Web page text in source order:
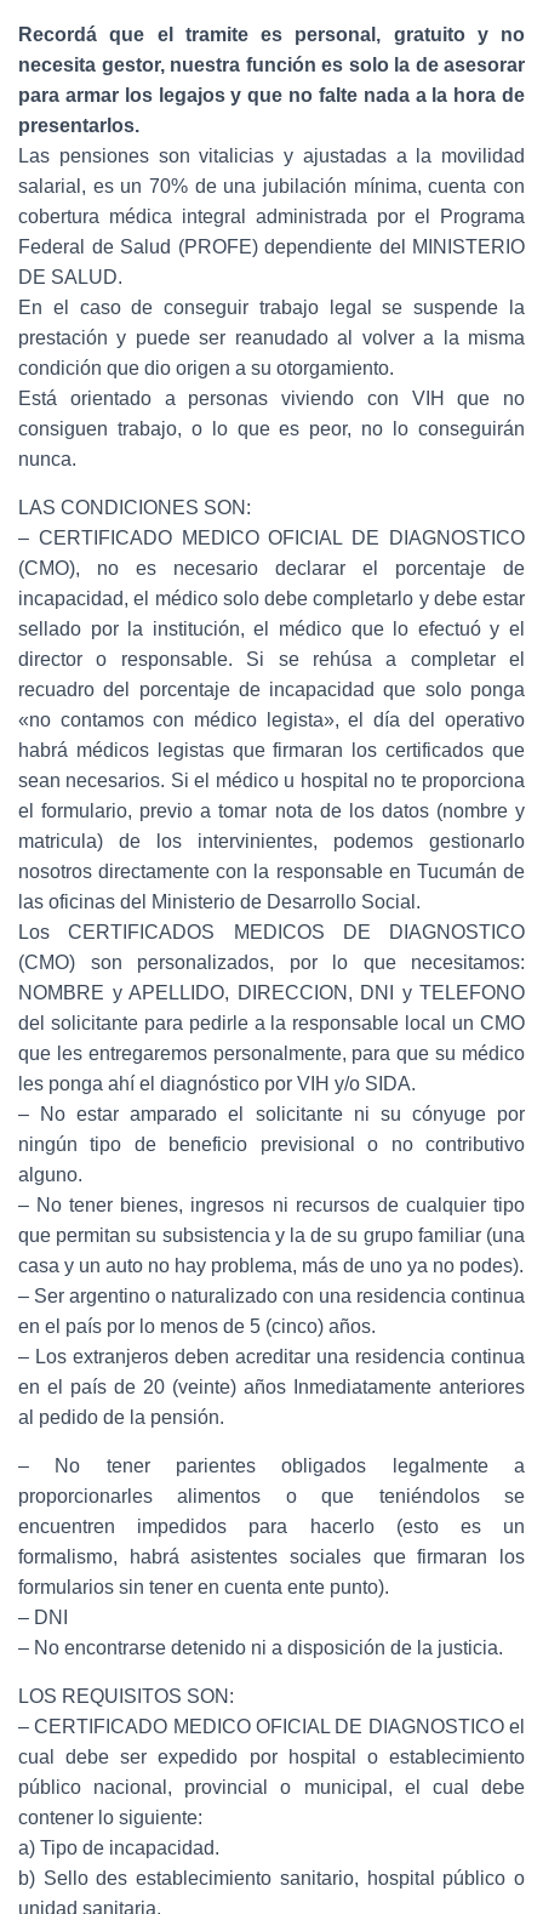
Recordá que el tramite es personal, gratuito y no
necesita gestor, nuestra función es solo la de asesorar
para armar los legajos y que no falte nada a la hora de
presentarlos.
Las pensiones son vitalicias y ajustadas a la movilidad
salarial, es un 70% de una jubilación mínima, cuenta con
cobertura médica integral administrada por el Programa
Federal de Salud (PROFE) dependiente del MINISTERIO
DE SALUD.
En el caso de conseguir trabajo legal se suspende la
prestación y puede ser reanudado al volver a la misma
condición que dio origen a su otorgamiento.
Está orientado a personas viviendo con VIH que no
consiguen trabajo, o lo que es peor, no lo conseguirán
nunca.
LAS CONDICIONES SON:
– CERTIFICADO MEDICO OFICIAL DE DIAGNOSTICO
(CMO), no es necesario declarar el porcentaje de
incapacidad, el médico solo debe completarlo y debe estar
sellado por la institución, el médico que lo efectuó y el
director o responsable. Si se rehúsa a completar el
recuadro del porcentaje de incapacidad que solo ponga
«no contamos con médico legista», el día del operativo
habrá médicos legistas que firmaran los certificados que
sean necesarios. Si el médico u hospital no te proporciona
el formulario, previo a tomar nota de los datos (nombre y
matricula) de los intervinientes, podemos gestionarlo
nosotros directamente con la responsable en Tucumán de
las oficinas del Ministerio de Desarrollo Social.
Los CERTIFICADOS MEDICOS DE DIAGNOSTICO
(CMO) son personalizados, por lo que necesitamos:
NOMBRE y APELLIDO, DIRECCION, DNI y TELEFONO
del solicitante para pedirle a la responsable local un CMO
que les entregaremos personalmente, para que su médico
les ponga ahí el diagnóstico por VIH y/o SIDA.
– No estar amparado el solicitante ni su cónyuge por
ningún tipo de beneficio previsional o no contributivo
alguno.
– No tener bienes, ingresos ni recursos de cualquier tipo
que permitan su subsistencia y la de su grupo familiar (una
casa y un auto no hay problema, más de uno ya no podes).
– Ser argentino o naturalizado con una residencia continua
en el país por lo menos de 5 (cinco) años.
– Los extranjeros deben acreditar una residencia continua
en el país de 20 (veinte) años Inmediatamente anteriores
al pedido de la pensión.
– No tener parientes obligados legalmente a
proporcionarles alimentos o que teniéndolos se
encuentren impedidos para hacerlo (esto es un
formalismo, habrá asistentes sociales que firmaran los
formularios sin tener en cuenta ente punto).
– DNI
– No encontrarse detenido ni a disposición de la justicia.
LOS REQUISITOS SON:
– CERTIFICADO MEDICO OFICIAL DE DIAGNOSTICO el
cual debe ser expedido por hospital o establecimiento
público nacional, provincial o municipal, el cual debe
contener lo siguiente:
a) Tipo de incapacidad.
b) Sello des establecimiento sanitario, hospital público o
unidad sanitaria.